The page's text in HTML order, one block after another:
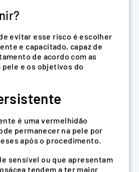
evitar esse risco é escolher
e capacitado, capaz de
de acordo com as
e os objetivos do
é uma vermelhidão
permanecer na pele por
após o procedimento.
sensível ou que apresentam
tendem a ter maior